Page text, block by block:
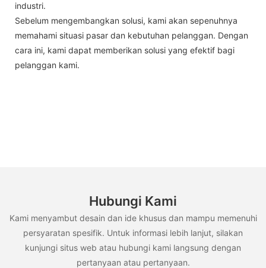
industri.
Sebelum mengembangkan solusi, kami akan sepenuhnya
memahami situasi pasar dan kebutuhan pelanggan. Dengan
cara ini, kami dapat memberikan solusi yang efektif bagi
pelanggan kami.
Hubungi Kami
Kami menyambut desain dan ide khusus dan mampu memenuhi
persyaratan spesifik. Untuk informasi lebih lanjut, silakan
kunjungi situs web atau hubungi kami langsung dengan
pertanyaan atau pertanyaan.